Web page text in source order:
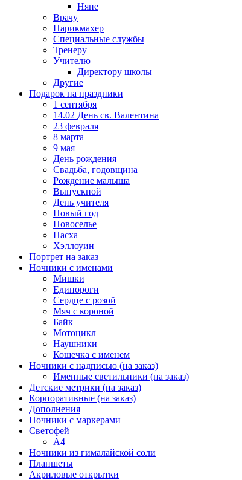
Няне
Врачу
Парикмахер
Специальные службы
Тренеру
Учителю
Директору школы
Другие
Подарок на праздники
1 сентября
14.02 День св. Валентина
23 февраля
8 марта
9 мая
День рождения
Свадьба, годовщина
Рождение малыша
Выпускной
День учителя
Новый год
Новоселье
Пасха
Хэллоуин
Портрет на заказ
Ночники с именами
Мишки
Единороги
Сердце с розой
Мяч с короной
Байк
Мотоцикл
Наушники
Кошечка с именем
Ночники с надписью (на заказ)
Именные светильники (на заказ)
Детские метрики (на заказ)
Корпоративные (на заказ)
Дополнения
Ночники с маркерами
Светофей
А4
Ночники из гималайской соли
Планшеты
Акриловые открытки